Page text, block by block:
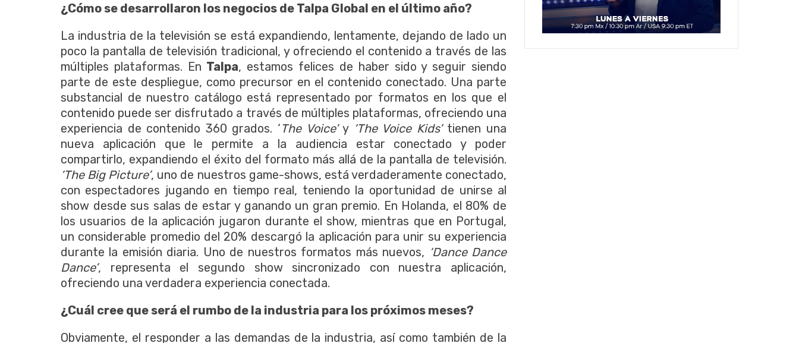
¿Cómo se desarrollaron los negocios de Talpa Global en el último año?
La industria de la televisión se está expandiendo, lentamente, dejando de lado un
poco la pantalla de televisión tradicional, y ofreciendo el contenido a través de las
múltiples plataformas. En Talpa, estamos felices de haber sido y seguir siendo
parte de este despliegue, como precursor en el contenido conectado. Una parte
substancial de nuestro catálogo está representado por formatos en los que el
contenido puede ser disfrutado a través de múltiples plataformas, ofreciendo una
experiencia de contenido 360 grados. ‘The Voice’y ‘The Voice Kids’tienen una
nueva aplicación que le permite a la audiencia estar conectado y poder
compartirlo, expandiendo el éxito del formato más allá de la pantalla de televisión.
‘The Big Picture’, uno de nuestros game-shows, está verdaderamente conectado,
con espectadores jugando en tiempo real, teniendo la oportunidad de unirse al
show desde sus salas de estar y ganando un gran premio. En Holanda, el 80% de
los usuarios de la aplicación jugaron durante el show, mientras que en Portugal,
un considerable promedio del 20% descargó la aplicación para unir su experiencia
durante la emisión diaria. Uno de nuestros formatos más nuevos, ‘Dance Dance
Dance’, representa el segundo show sincronizado con nuestra aplicación,
ofreciendo una verdadera experiencia conectada.
¿Cuál cree que será el rumbo de la industria para los próximos meses?
Obviamente, el responder a las demandas de la industria, así como también de la